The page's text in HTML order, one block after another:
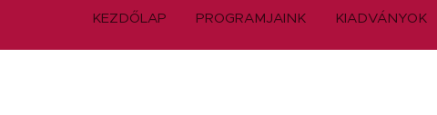
KEZDŐLAP PROGRAMJAINK KIADVÁNYOK